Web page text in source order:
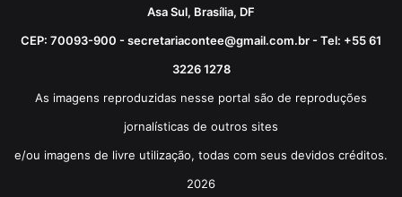
Asa Sul, Brasília, DF
CEP: 70093-900 - secretariacontee@gmail.com.br - Tel: +55 61
3226 1278
As imagens reproduzidas nesse portal são de reproduções
jornalísticas de outros sites
e/ou imagens de livre utilização, todas com seus devidos créditos.
2026